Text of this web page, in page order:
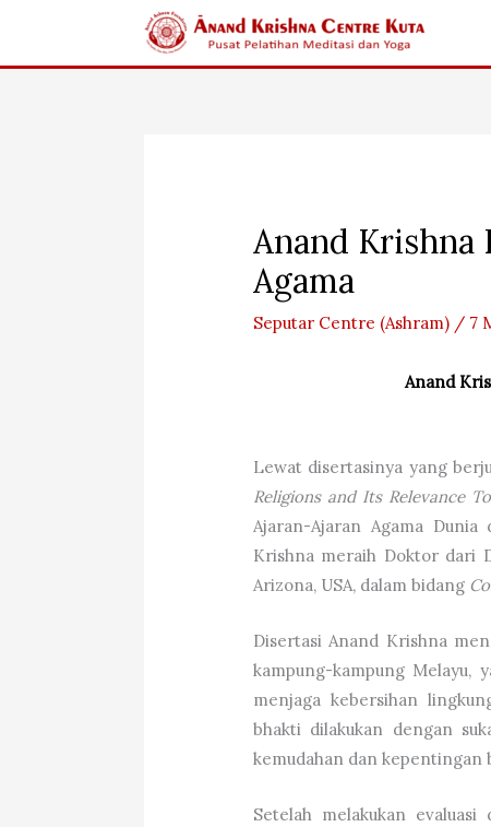
content
Anand Krishna
Agama
Seputar Centre (Ashram) / 7
Anand
Lewat disertasinya yang
Religions and Its Relevance
Ajaran-Ajaran Agama
Krishna meraih Doktor dari
Arizona, USA, dalam bidang
Disertasi Anand Krishna
kampung-kampung Melayu,
menjaga kebersihan
bhakti dilakukan dengan
kemudahan dan kepentingan
Setelah melakukan